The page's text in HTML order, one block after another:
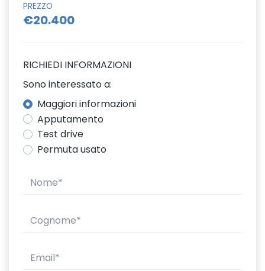
PREZZO
€20.400
RICHIEDI INFORMAZIONI
Sono interessato a:
Maggiori informazioni
Apputamento
Test drive
Permuta usato